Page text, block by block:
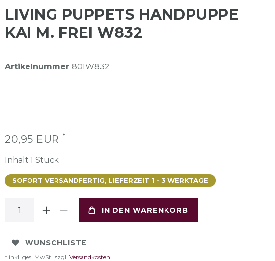
LIVING PUPPETS HANDPUPPE
KAI M. FREI W832
Artikelnummer 801W832
20,95 EUR *
Inhalt 1 Stück
SOFORT VERSANDFERTIG, LIEFERZEIT 1 - 3 WERKTAGE
IN DEN WARENKORB
WUNSCHLISTE
* inkl. ges. MwSt. zzgl. Versandkosten